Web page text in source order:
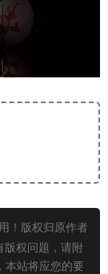
！版权归原作者
版权问题，请附
，本站将应您的要